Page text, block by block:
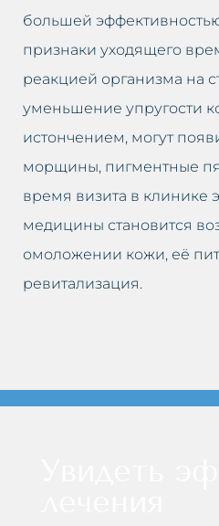
большей
признаки уходящего
реакцией организма на
уменьшение упругости
истончением, могут
морщины, пигментные
время визита в клинике
медицины становится
омоложении кожи, её
ревитализация.